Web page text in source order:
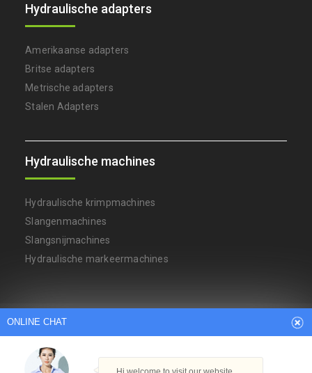
Hydraulische adapters
Amerikaanse adapters
Britse adapters
Metrische adapters
Stalen Adapters
Hydraulische machines
Hydraulische krimpmachines
Slangenmachines
Slangsnijmachines
Hydraulische markeermachines
Arabic
German
Italian Japanese
Persian
Portuguese
ONLINE CHAT